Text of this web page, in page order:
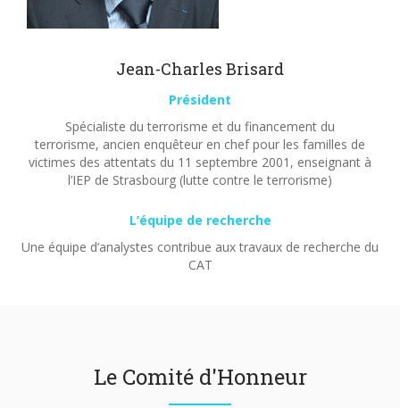
Jean-Charles Brisard
Président
Spécialiste du terrorisme et du financement du
terrorisme, ancien enquêteur en chef pour les familles de
victimes des attentats du 11 septembre 2001, enseignant à
l’IEP de Strasbourg (lutte contre le terrorisme)
L’équipe de recherche
Une équipe d’analystes contribue aux travaux de recherche du
CAT
Le Comité d'Honneur